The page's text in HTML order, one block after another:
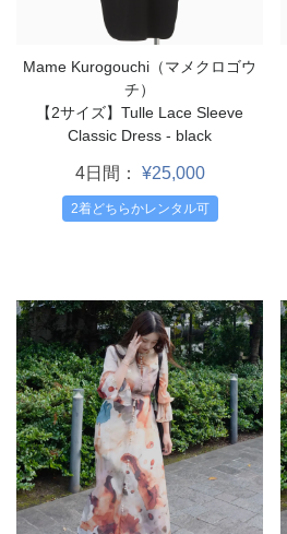
Mame Kurogouchi（マメクロゴウ
チ）
【2サイズ】Tulle Lace Sleeve
Classic Dress - black
4日間： ¥25,000
2着どちらかレンタル可